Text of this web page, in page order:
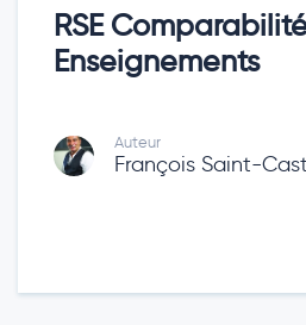
RSE
Enseignements
Auteur
François Saint-Cast